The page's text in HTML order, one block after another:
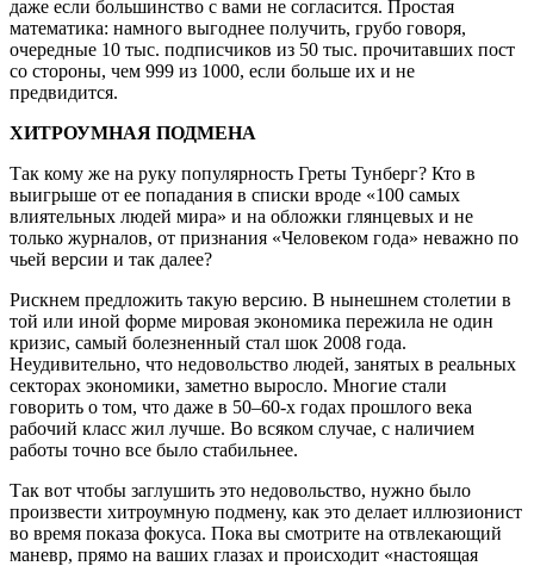
даже если большинство с вами не согласится. Простая
математика: намного выгоднее получить, грубо говоря,
очередные 10 тыс. подписчиков из 50 тыс. прочитавших пост
со стороны, чем 999 из 1000, если больше их и не
предвидится.
ХИТРОУМНАЯ ПОДМЕНА
Так кому же на руку популярность Греты Тунберг? Кто в
выигрыше от ее попадания в списки вроде «100 самых
влиятельных людей мира» и на обложки глянцевых и не
только журналов, от признания «Человеком года» неважно по
чьей версии и так далее?
Рискнем предложить такую версию. В нынешнем столетии в
той или иной форме мировая экономика пережила не один
кризис, самый болезненный стал шок 2008 года.
Неудивительно, что недовольство людей, занятых в реальных
секторах экономики, заметно выросло. Многие стали
говорить о том, что даже в 50–60-х годах прошлого века
рабочий класс жил лучше. Во всяком случае, с наличием
работы точно все было стабильнее.
Так вот чтобы заглушить это недовольство, нужно было
произвести хитроумную подмену, как это делает иллюзионист
во время показа фокуса. Пока вы смотрите на отвлекающий
маневр, прямо на ваших глазах и происходит «настоящая